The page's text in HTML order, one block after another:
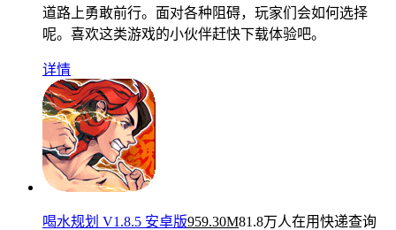
道路上勇敢前行。面对各种阻碍，玩家们会如何选择
呢。喜欢这类游戏的小伙伴赶快下载体验吧。
详情
喝水规划 V1.8.5 安卓版959.30M81.8万人在用快递查询